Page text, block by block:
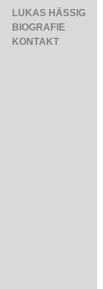
LUKAS HÄSSIG
BIOGRAFIE
KONTAKT